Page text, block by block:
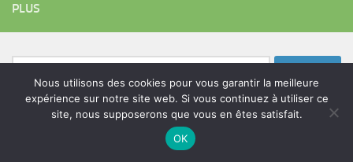
PLUS
Rechercher :
Nous utilisons des cookies pour vous garantir la meilleure
expérience sur notre site web. Si vous continuez à utiliser ce
site, nous supposerons que vous en êtes satisfait.
OK